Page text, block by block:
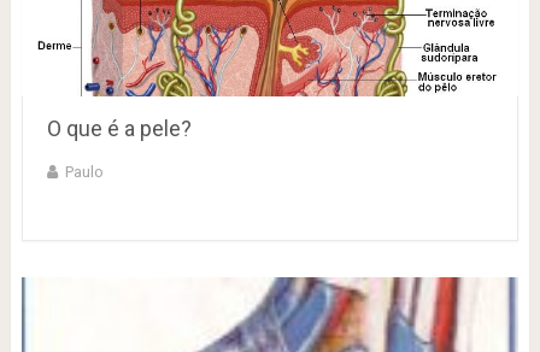
O que é a pele?
Paulo